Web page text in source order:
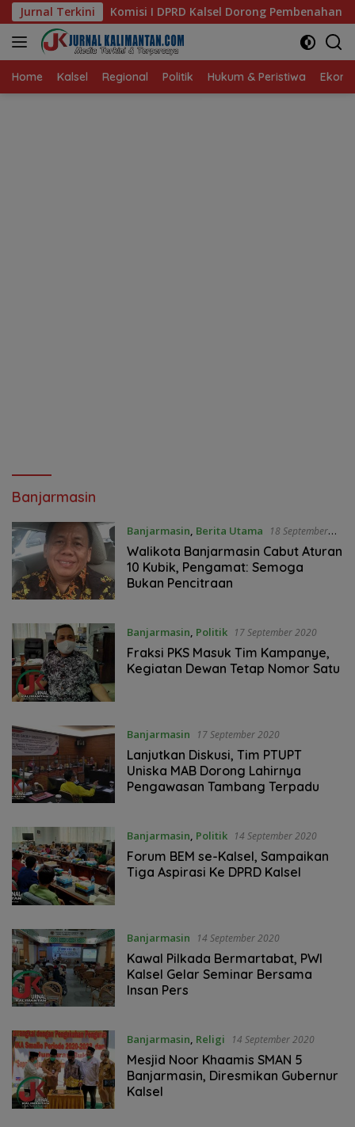
Langsung
ke
konten
Jurnal Terkini
DPRD Kalsel Dorong Pembenahan AMKS Hasanuddin
Home Kalsel Regional Politik Hukum & Peristiwa
Banjarmasin
Banjarmasin, Berita Utama
18 September
2020
Walikota Banjarmasin Cabut Aturan
10 Kubik, Pengamat: Semoga
Bukan Pencitraan
Banjarmasin, Politik 17 September 2020
Fraksi PKS Masuk Tim Kampanye,
Kegiatan Dewan Tetap Nomor Satu
Banjarmasin 17 September 2020
Lanjutkan Diskusi, Tim PTUPT
Uniska MAB Dorong Lahirnya
Pengawasan Tambang Terpadu
Banjarmasin, Politik 14 September 2020
Forum BEM se-Kalsel, Sampaikan
Tiga Aspirasi Ke DPRD Kalsel
Banjarmasin 14 September 2020
Kawal Pilkada Bermartabat, PWI
Kalsel Gelar Seminar Bersama
Insan Pers
Banjarmasin, Religi 14 September 2020
Mesjid Noor Khaamis SMAN 5
Banjarmasin, Diresmikan Gubernur
Kalsel